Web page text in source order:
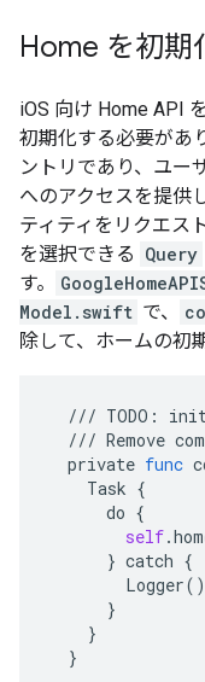
Home を初期
iOS 向け Home API
初期化する必要があ
ントリであり、ユー
へのアクセスを提供
ティティをリクエス
を選択できる Query
す。
Model.swift で、
除して、ホームの初
/// TODO :
/// Remove
private func
Task {
do {
self.
} catch {
Logger()
}
}
}